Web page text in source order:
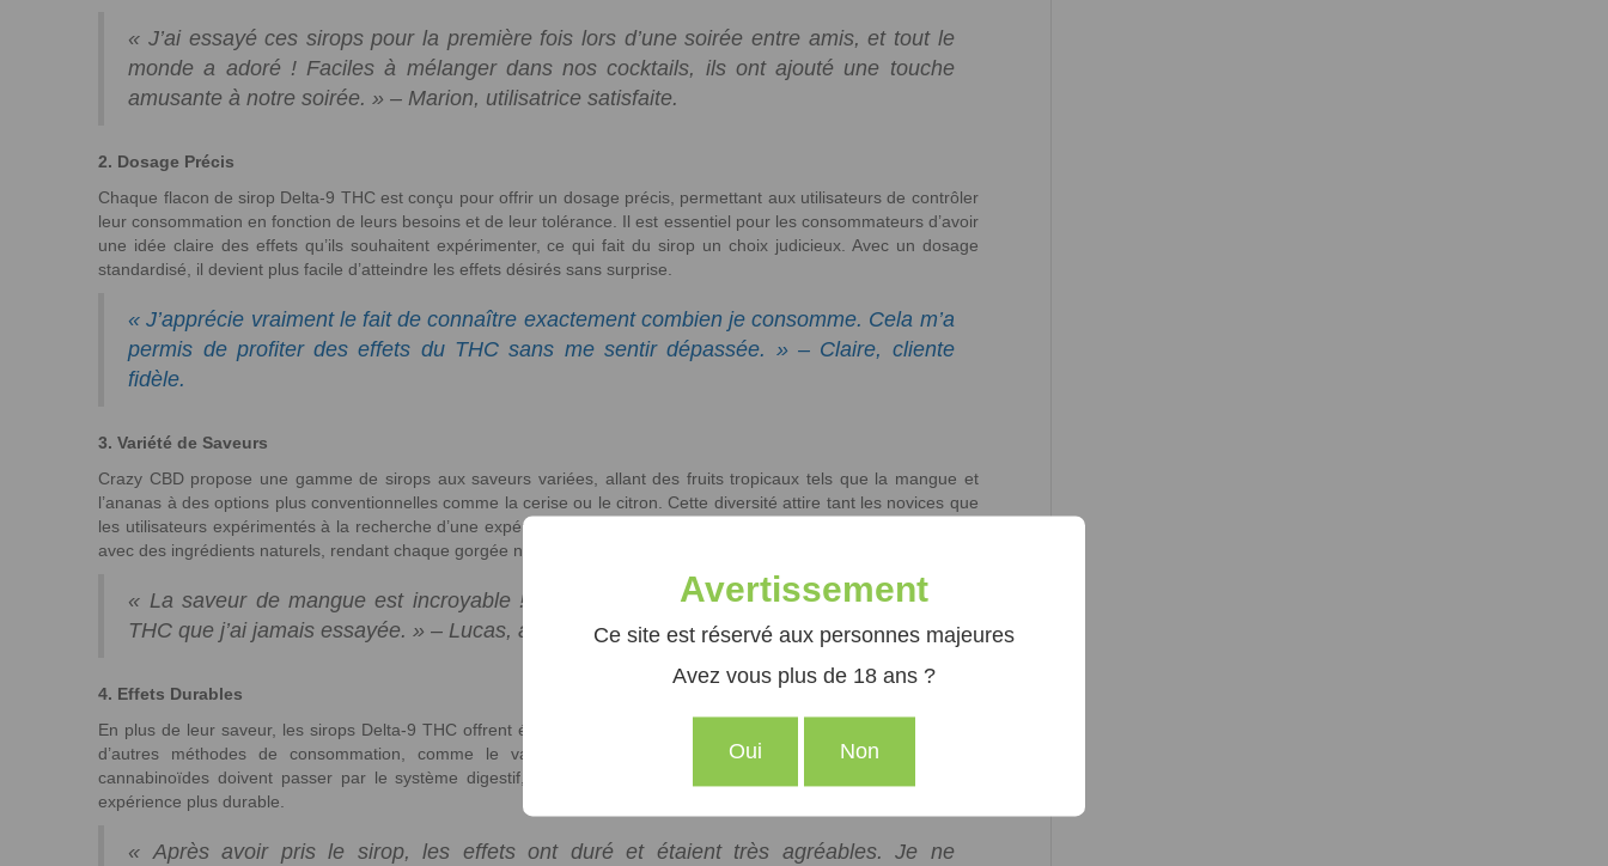
« J’ai essayé ces sirops pour la première fois lors d’une soirée entre amis, et tout le
monde a adoré ! Faciles à mélanger dans nos cocktails, ils ont ajouté une touche
amusante à notre soirée. » – Marion, utilisatrice satisfaite.
2. Dosage Précis
Chaque flacon de sirop Delta-9 THC est conçu pour offrir un dosage précis, permettant aux utilisateurs de contrôler
leur consommation en fonction de leurs besoins et de leur tolérance. Il est essentiel pour les consommateurs d’avoir
une idée claire des effets qu’ils souhaitent expérimenter, ce qui fait du sirop un choix judicieux. Avec un dosage
standardisé, il devient plus facile d’atteindre les effets désirés sans surprise.
« J’apprécie vraiment le fait de connaître exactement combien je consomme. Cela m’a
permis de profiter des effets du THC sans me sentir dépassée. » – Claire, cliente
fidèle.
3. Variété de Saveurs
Crazy CBD propose une gamme de sirops aux saveurs variées, allant des fruits tropicaux tels que la mangue et
l’ananas à des options plus conventionnelles comme la cerise ou le citron. Cette diversité attire tant les novices que
les utilisateurs expérimentés à la recherche d’une expérience gustative agréable. Les sirops sont souvent formulés
avec des ingrédients naturels, rendant chaque gorgée non seulement délicieuse mais aussi saine.
« La saveur de mangue est incroyable ! C’est la meilleure façon de consommer du
THC que j’ai jamais essayée. » – Lucas, amateur de saveurs.
4. Effets Durables
En plus de leur saveur, les sirops Delta-9 THC offrent également des effets qui peuvent durer plus longtemps que
d’autres méthodes de consommation, comme le vapotage ou les fleurs de cannabis. Lorsqu’ingérés, les
cannabinoïdes doivent passer par le système digestif, ce qui peut prolonger leur durée d’action et fournir une
expérience plus durable.
« Après avoir pris le sirop, les effets ont duré et étaient très agréables. Je ne
Avertissement
Ce site est réservé aux personnes majeures
Avez vous plus de 18 ans ?
Oui Non